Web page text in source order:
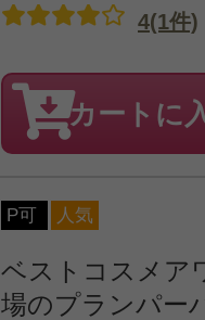
4(1件)
カートに
P可 人気
ベストコスメア
場のプランパー